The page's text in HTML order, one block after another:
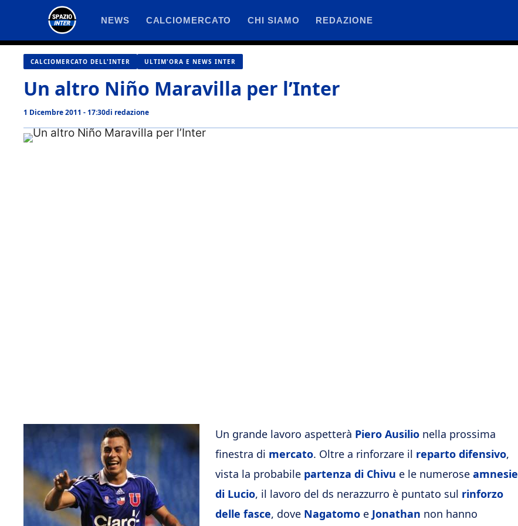
contenuto
NEWS CALCIOMERCATO CHI SIAMO REDAZIONE
CALCIOMERCATO DELL'INTER ULTIM'ORA E NEWS INTER
Un altro Niño Maravilla per l’Inter
1 Dicembre 2011 - 17:30di redazione
Un grande lavoro aspetterà Piero Ausilio nella prossima
finestra di mercato. Oltre a rinforzare il reparto difensivo,
vista la probabile partenza di Chivu e le numerose amnesie
di Lucio, il lavoro del ds nerazzurro è puntato sul rinforzo
delle fasce, dove Nagatomo e Jonathan non hanno